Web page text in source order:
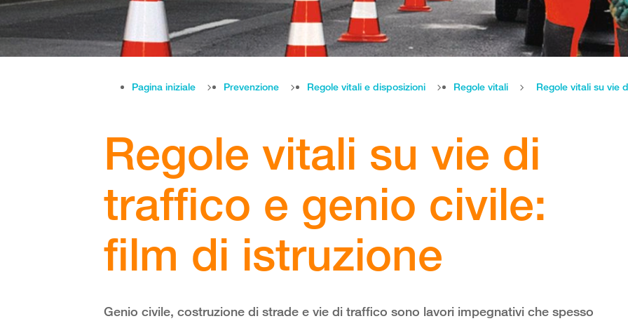
Pagina iniziale Prevenzione Regole vitali e disposizioni Regole vitali Regole vitali su vie
Regole vitali su vie di
traffico e genio civile:
film di istruzione
Genio civile, costruzione di strade e vie di traffico sono lavori impegnativi che spesso